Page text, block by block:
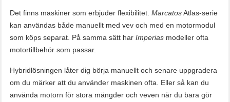
Det finns maskiner som erbjuder flexibilitet. MarcatosAtlas-serie
kan användas både manuellt med vev och med en motormodul
som köps separat. På samma sätt har Imperias modeller ofta
motortillbehör som passar.
Hybridlösningen låter dig börja manuellt och senare uppgradera
om du märker att du använder maskinen ofta. Eller så kan du
använda motorn för stora mängder och veven när du bara gör